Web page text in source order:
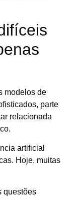
modelos de
parte
relacionada
artificial
Hoje, muitas
questões